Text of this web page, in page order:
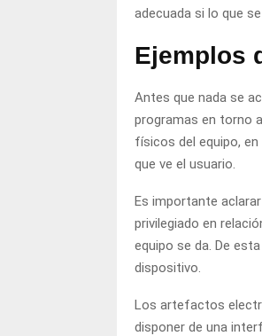
adecuada si lo que
Ejemplos
Antes que nada se
programas en torno
físicos del equipo,
que ve el usuario.
Es importante
privilegiado en
equipo se da. De
dispositivo.
Los artefactos
disponer de una